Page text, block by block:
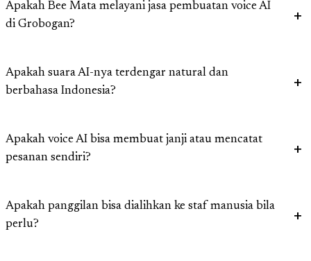
Apakah Bee Mata melayani jasa pembuatan voice AI
di Grobogan?
Apakah suara AI-nya terdengar natural dan
berbahasa Indonesia?
Apakah voice AI bisa membuat janji atau mencatat
pesanan sendiri?
Apakah panggilan bisa dialihkan ke staf manusia bila
perlu?